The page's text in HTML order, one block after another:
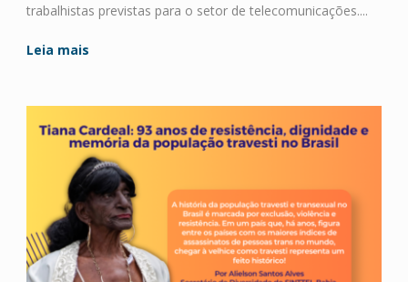
trabalhistas previstas para o setor de telecomunicações....
Leia mais